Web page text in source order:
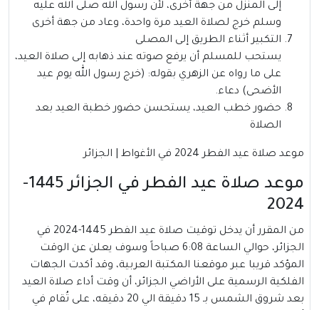
إلى المنزل من جهة أخرى، لأن رسول الله صلى الله عليه
وسلم خرج لصلاة العيد مرة واحدة، وعاد من جهة أخرى
التكبير أثناء الطريق إلى المصلى
يستحب للمسلم أن يرفع صوته عند ذهابه إلى صلاة العيد،
على ما رواه عن الزهري بقوله: (خرج رسول الله يوم عيد
الأضحى) دعاء.
حضور خطب العيد، يستحسن حضور خطبة العيد بعد
الصلاة
موعد صلاة عيد الفطر 2024 في الأغواط | الجزائر
موعد صلاة عيد الفطر في الجزائر 1445-
2024
من المقرر أن يدخل توقيت صلاة عيد الفطر 1445-2024 في
الجزائر، حوالي الساعة 6:08 صباحاً وسوف يعلن عن الوقت
المؤكد قريبا عبر موقعنا المكتبة العربية، وقد أكدت الجهات
الفلكية الرسمية على الأراضي الجزائر، أن وقت أداء صلاة العيد
بعد شروق الشمس بـ 15 دقيقة الي 20 دقيقه، على تُقام في